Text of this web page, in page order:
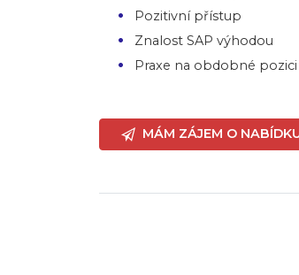
Pozitivní přístup
Znalost SAP výhodou
Praxe na obdobné
MÁM ZÁJEM O